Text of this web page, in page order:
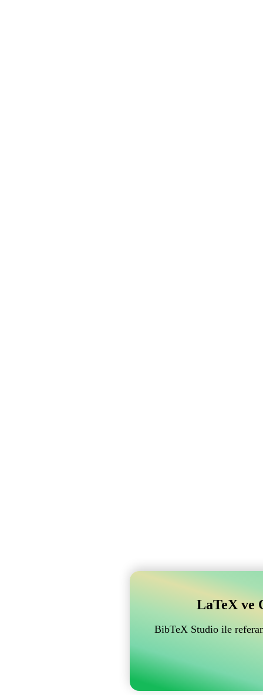
LaTeX ve
BibTeX Studio ile